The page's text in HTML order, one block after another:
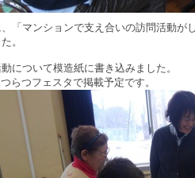
「マンションで支え合いの訪問活動が
。
について模造紙に書き込みました。
らつフェスタで掲載予定です。